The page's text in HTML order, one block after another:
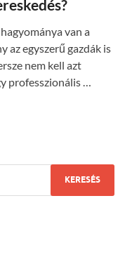
van a
az egyszerű gazdák is
nem kell azt
professzionális …